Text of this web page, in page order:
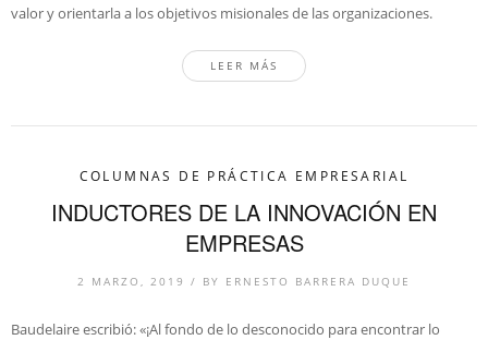
valor y orientarla a los objetivos misionales de las organizaciones.
LEER MÁS
COLUMNAS DE PRÁCTICA EMPRESARIAL
INDUCTORES DE LA INNOVACIÓN EN
EMPRESAS
2 MARZO, 2019 / BY ERNESTO BARRERA DUQUE
Baudelaire escribió: «¡Al fondo de lo desconocido para encontrar lo